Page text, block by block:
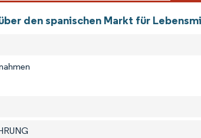
den spanischen Markt für